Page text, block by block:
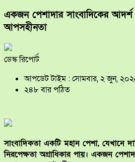
একজন পেশাদার সাংবাদিকের আদর্শ
আপসহীনতা
ডেস্ক রিপোর্ট
আপডেট টাইম : সোমবার, ২ জুন,
২৪৮ বার পঠিত
সাংবাদিকতা একটি মহান পেশা, যেখানে
নিরপেক্ষতা অগ্রাধিকার পায়। একজন